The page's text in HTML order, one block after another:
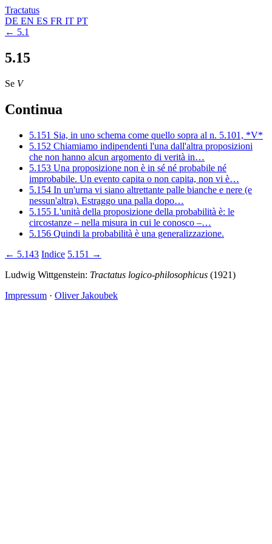
Tractatus
DE EN ES FR IT PT
← 5.1
5.15
Se V
Continua
5.151 Sia, in uno schema come quello sopra al n. 5.101, *V*
5.152 Chiamiamo indipendenti l'una dall'altra proposizioni
che non hanno alcun argomento di verità in…
5.153 Una proposizione non è in sé né probabile né
improbabile. Un evento capita o non capita, non vi è…
5.154 In un'urna vi siano altrettante palle bianche e nere (e
nessun'altra). Estraggo una palla dopo…
5.155 L'unità della proposizione della probabilità è: le
circostanze – nella misura in cui le conosco –…
5.156 Quindi la probabilità è una generalizzazione.
← 5.143 Indice 5.151 →
Ludwig Wittgenstein: Tractatus logico-philosophicus (1921)
Impressum · Oliver Jakoubek